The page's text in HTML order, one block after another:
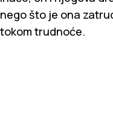
nego što je ona
tokom trudnoće.